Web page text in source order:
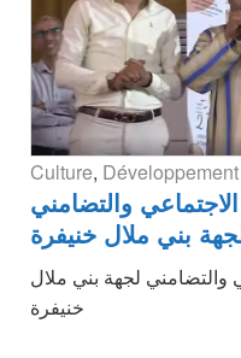
Culture,
والتضامني
بني ملال خنيفرة
والتضامني لجهة بني ملال